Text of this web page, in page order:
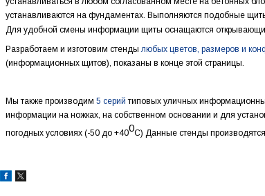
устанавливаются на фундаментах. Выполняются подобные
Для удобной смены информации щиты оснащаются
Разработаем и изготовим стендылюбых цветов, размеров и
(информационных щитов), показаны в конце этой страницы.
Мы также производим 5 серий типовых уличных
информации на ножках, на собственном основании и для
погодных условиях (-50 до +400С) Данные стенды